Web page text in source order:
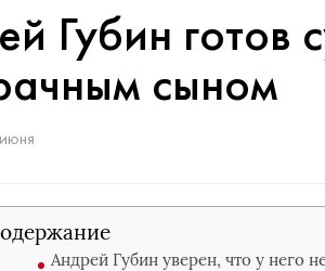
Губин готов
сыном
Андрей Губин уверен, что у него